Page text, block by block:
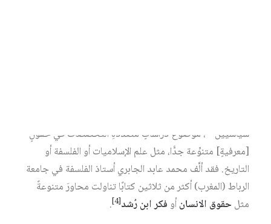
سياسيين‏ ، موضوعَ دراساتٍ متعدِّدةِ التخصُّصات في حقولٍ
[معرفيةٍ] متنوِّعة جدًّا، مثل علم الإسلاميات أو الفلسفة أو
التاريخ. فقد ألَّف محمد عابد الجابري أستاذ الفلسفة في جامعة
الرباط (المغرب) أكثر من ثلاثين كتابًا تناولت محاورَ متنوعةً
مثلحقوق الانسانأو فكر ابن رُشد[4]
.